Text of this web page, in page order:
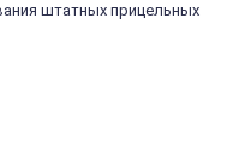
штатных прицельных